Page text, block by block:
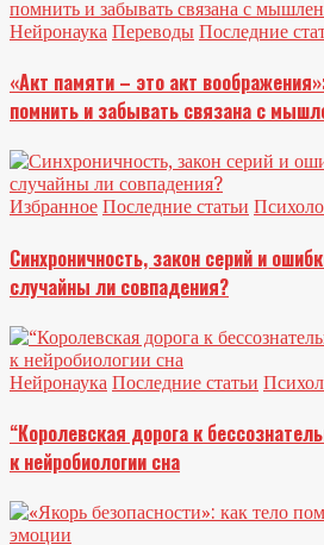
Нейронаука Переводы Последние
«Акт памяти – это акт
помнить и забывать связана с
Избранное Последние статьи
Синхроничность, закон серий и
случайны ли совпадения?
Нейронаука Последние статьи
“Королевская дорога к
к нейробиологии сна